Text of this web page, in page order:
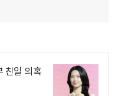
친일 의혹